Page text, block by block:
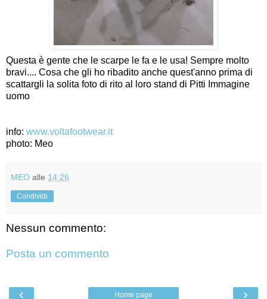
Questa è gente che le scarpe le fa e le usa! Sempre molto
bravi.... Cosa che gli ho ribadito anche quest'anno prima di
scattargli la solita foto di rito al loro stand di Pitti Immagine
uomo
info: www.voltafootwear.it
photo: Meo
MEO alle 14:26
Condividi
Nessun commento:
Posta un commento
‹ ›
Home page